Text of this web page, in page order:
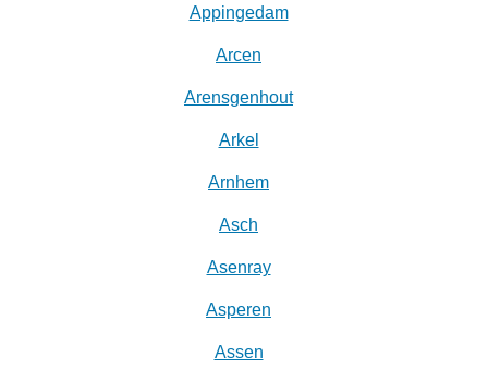
Appingedam
Arcen
Arensgenhout
Arkel
Arnhem
Asch
Asenray
Asperen
Assen